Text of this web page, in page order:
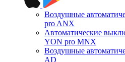
Воздушные
pro ANX
Автоматические
YON pro MNX
Воздушные
AD